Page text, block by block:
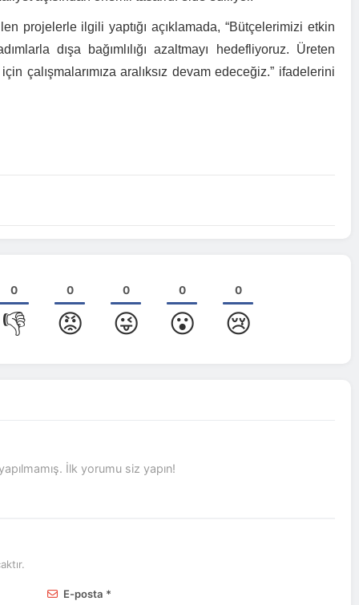
projelerle ilgili yaptığı açıklamada, “Bütçelerimizi etkin
dışa bağımlılığı azaltmayı hedefliyoruz. Üreten
çalışmalarımıza aralıksız devam edeceğiz.” ifadelerini
0
👎
0
😡
0
😜
0
😮
0
😢
İlk yorumu siz yapın!
E-posta *